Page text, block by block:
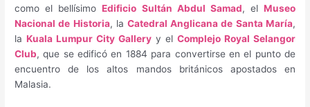
como el bellísimoEdificio Sultán Abdul Samad, el Museo
Nacional de Historia, laCatedral Anglicana de Santa María,
laKuala Lumpur City Gallery y el Complejo Royal Selangor
Club, que se edificó en 1884 para convertirse en el punto de
encuentro de los altos mandos británicos apostados en
Malasia.